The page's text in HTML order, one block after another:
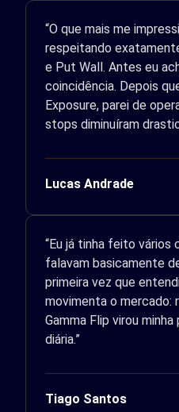
“O que mais me
respeitando
e Put Wall. Antes eu
coincidência. Depois
Exposure, parei de
stops diminuíram
Lucas Andrade
“Eu já tinha feito vários
falavam basicamente
primeira vez que
movimenta o mercado:
Gamma Flip virou
diária.”
Tiago Santos